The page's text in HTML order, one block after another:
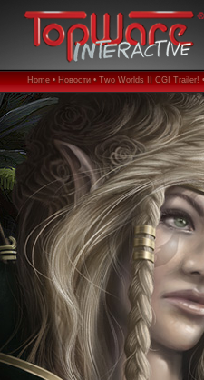
Home • Новости • Two Worlds II CGI Trailer! •